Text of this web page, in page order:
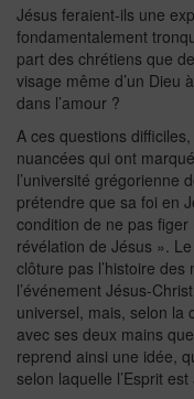
Jésus feraient-ils une
fondamentalement
part des chrétiens que
visage même d’un Dieu
dans l’amour ?
A ces questions
nuancées qui ont
l’université grégorienne
prétendre que sa foi en
condition de ne pas
révélation de Jésus ».
clôture pas l’histoire
l’événement Jésus-
universel, mais, selon la
avec ses deux mains
reprend ainsi une idée,
selon laquelle l’Esprit